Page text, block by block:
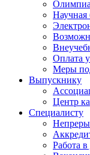
Научная
Оплата
Меры
Выпускнику
Центр
Специалисту
Работа